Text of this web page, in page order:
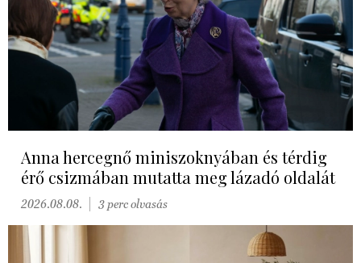
Anna hercegnő miniszoknyában és térdig
érő csizmában mutatta meg lázadó oldalát
2026.08.08. 3 perc olvasás